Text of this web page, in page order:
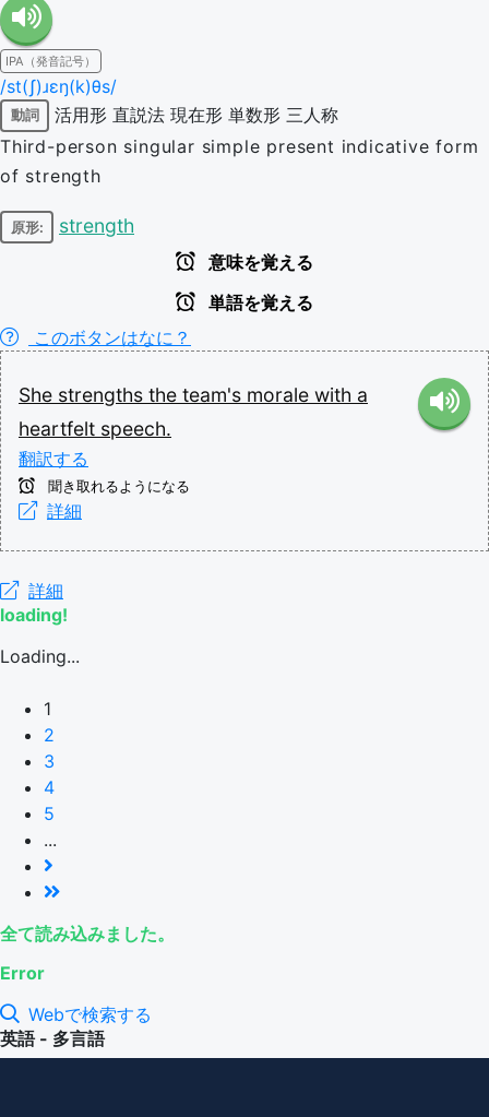
IPA（発音記号）
/st(ʃ)ɹɛŋ(k)θs/
動詞 活用形 直説法 現在形 単数形 三人称
Third-person singular simple present indicative form
of strength
原形: strength
意味を覚える
単語を覚える
このボタンはなに？
She strengths the team's morale with a
heartfelt speech.
翻訳する
聞き取れるようになる
詳細
詳細
loading!
Loading...
1
2
3
4
5
...
全て読み込みました。
Error
Webで検索する
英語 - 多言語